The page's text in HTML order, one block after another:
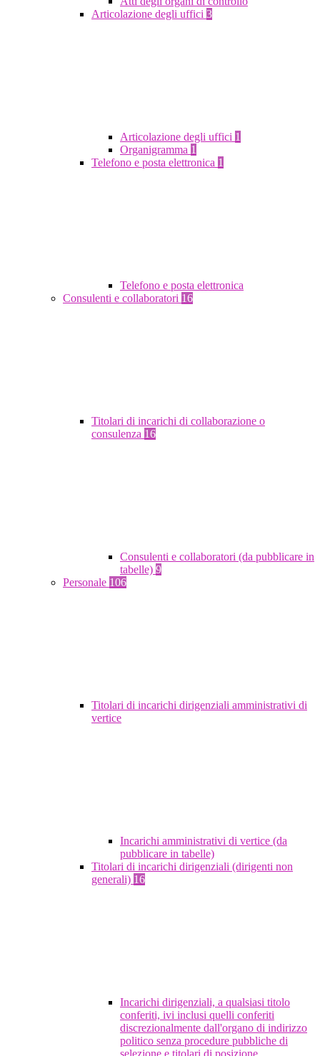
Articolazione degli uffici 3
Articolazione degli uffici 1
Organigramma 1
Telefono e posta elettronica 1
Telefono e posta elettronica
Consulenti e collaboratori 16
Titolari di incarichi di collaborazione o
consulenza 16
Consulenti e collaboratori (da pubblicare in
tabelle) 9
Personale 106
Titolari di incarichi dirigenziali amministrativi di
vertice
Incarichi amministrativi di vertice (da
pubblicare in tabelle)
Titolari di incarichi dirigenziali (dirigenti non
generali) 16
Incarichi dirigenziali, a qualsiasi titolo
conferiti, ivi inclusi quelli conferiti
discrezionalmente dall'organo di indirizzo
politico senza procedure pubbliche di